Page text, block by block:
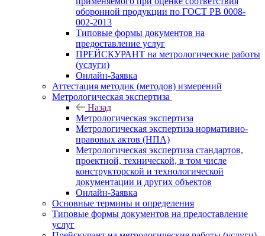
оборонной продукции по ГОСТ РВ 0008-
002-2013
Типовые формы документов на
предоставление услуг
ПРЕЙСКУРАНТ на метрологические работы
(услуги)
Онлайн-Заявка
Аттестация методик (методов) измерений
Метрологическая экспертиза
Назад
Метрологическая экспертиза
Метрологическая экспертиза нормативно-
правовых актов (НПА)
Метрологическая экспертиза стандартов,
проектной, технической, в том числе
конструкторской и технологической
документации и других объектов
Онлайн-Заявка
Основные термины и определения
Типовые формы документов на предоставление
услуг